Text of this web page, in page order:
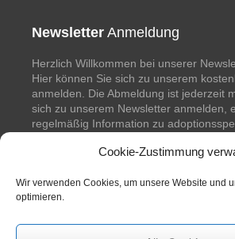
Cookie-Zustimmung
Wir verwenden Cookies, um unsere Website und
optimieren.
Newsletter Anmeldung
Herzlich Willkommen bei unserer
Hier können Sie sich zu unserem
anmelden. Die Abmeldung ist jederzeit
sich zu unserem Newsletter anmelden,
regelmäßig Information zu